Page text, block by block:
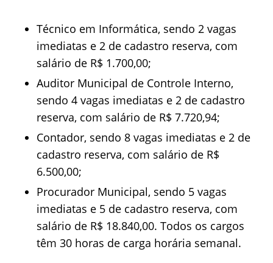
Técnico em Informática, sendo 2 vagas
imediatas e 2 de cadastro reserva, com
salário de R$ 1.700,00;
Auditor Municipal de Controle Interno,
sendo 4 vagas imediatas e 2 de cadastro
reserva, com salário de R$ 7.720,94;
Contador, sendo 8 vagas imediatas e 2 de
cadastro reserva, com salário de R$
6.500,00;
Procurador Municipal, sendo 5 vagas
imediatas e 5 de cadastro reserva, com
salário de R$ 18.840,00. Todos os cargos
têm 30 horas de carga horária semanal.